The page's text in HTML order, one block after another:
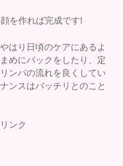
を作れば完成です!
はり日頃のケアにあるよ
めにパックをしたり、定
ンパの流れを良くしてい
ンスはバッチリとのこと
ンク